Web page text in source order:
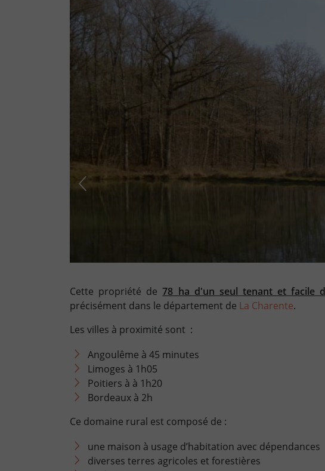
Cette propriété de78 ha d'un seul tenant etfacile
précisément dans le département de La Charente.
Les villes à proximité sont :
Angoulême à 45 minutes
Limoges à 1h05
Poitiers à à 1h20
Bordeaux à 2h
Ce domaine rural est composé de :
une maison à usage d’habitation avec dépendances
diverses terres agricoles et forestières